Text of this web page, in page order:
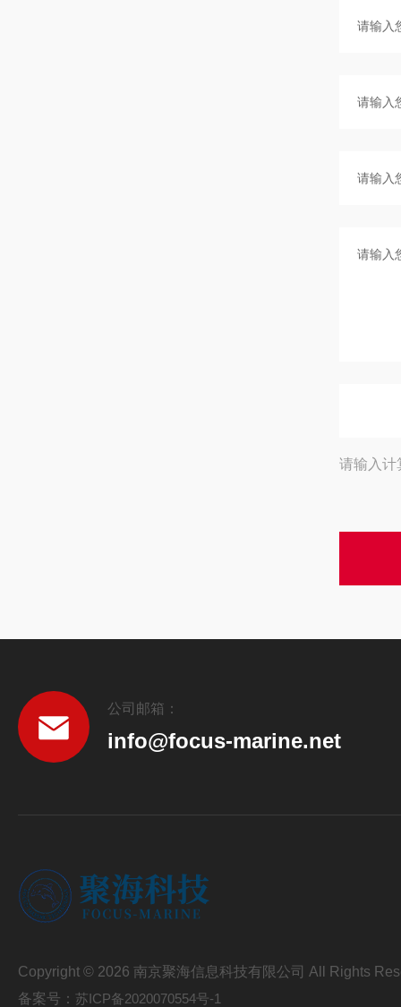
请输入计
公司邮箱：
info@focus-marine.net
Copyright © 2026 南京聚海信息科技有限公司 All Rights
备案号： 苏ICP备2020070554号-1